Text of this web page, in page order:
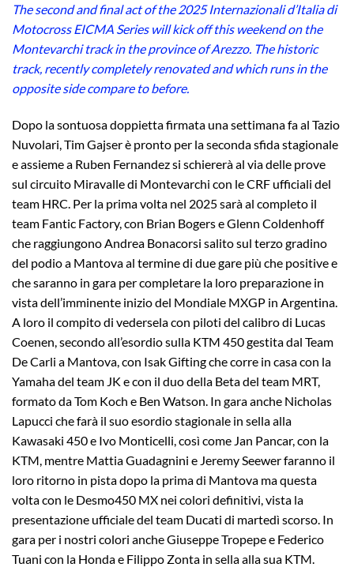
The second and final act of the 2025 Internazionali d’Italia di
Motocross EICMA Series will kick off this weekend on the
Montevarchi track in the province of Arezzo. The historic
track, recently completely renovated and which runs in the
opposite side compare to before.
Dopo la sontuosa doppietta firmata una settimana fa al Tazio
Nuvolari, Tim Gajser è pronto per la seconda sfida stagionale
e assieme a Ruben Fernandez si schiererà al via delle prove
sul circuito Miravalle di Montevarchi con le CRF ufficiali del
team HRC. Per la prima volta nel 2025 sarà al completo il
team Fantic Factory, con Brian Bogers e Glenn Coldenhoff
che raggiungono Andrea Bonacorsi salito sul terzo gradino
del podio a Mantova al termine di due gare più che positive e
che saranno in gara per completare la loro preparazione in
vista dell’imminente inizio del Mondiale MXGP in Argentina.
A loro il compito di vedersela con piloti del calibro di Lucas
Coenen, secondo all’esordio sulla KTM 450 gestita dal Team
De Carli a Mantova, con Isak Gifting che corre in casa con la
Yamaha del team JK e con il duo della Beta del team MRT,
formato da Tom Koch e Ben Watson. In gara anche Nicholas
Lapucci che farà il suo esordio stagionale in sella alla
Kawasaki 450 e Ivo Monticelli, così come Jan Pancar, con la
KTM, mentre Mattia Guadagnini e Jeremy Seewer faranno il
loro ritorno in pista dopo la prima di Mantova ma questa
volta con le Desmo450 MX nei colori definitivi, vista la
presentazione ufficiale del team Ducati di martedì scorso. In
gara per i nostri colori anche Giuseppe Tropepe e Federico
Tuani con la Honda e Filippo Zonta in sella alla sua KTM.